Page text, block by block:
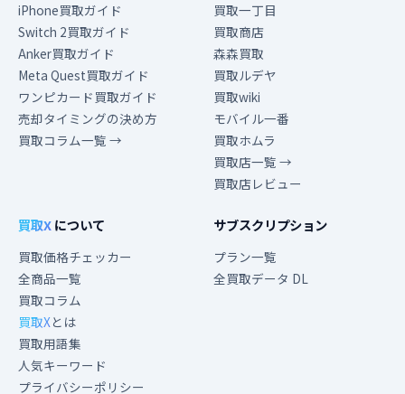
iPhone買取ガイド
Switch 2買取ガイド
Anker買取ガイド
Meta Quest買取ガイド
ワンピカード買取ガイド
売却タイミングの決め方
買取コラム一覧 →
買取一丁目
買取商店
森森買取
買取ルデヤ
買取wiki
モバイル一番
買取ホムラ
買取店一覧 →
買取店レビュー
買取Xについて
買取価格チェッカー
全商品一覧
買取コラム
買取Xとは
買取用語集
人気キーワード
プライバシーポリシー
サブスクリプション
プラン一覧
全買取データ DL